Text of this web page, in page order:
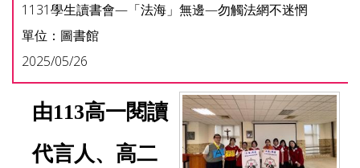
1131學生讀書會—「法海」無邊—勿觸法網不迷惘
單位：圖書館
2025/05/26
由113高一閱讀
代言人、高二